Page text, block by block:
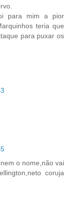
para mim a pior
teria que
para puxar os
o nome,não vai
coruja